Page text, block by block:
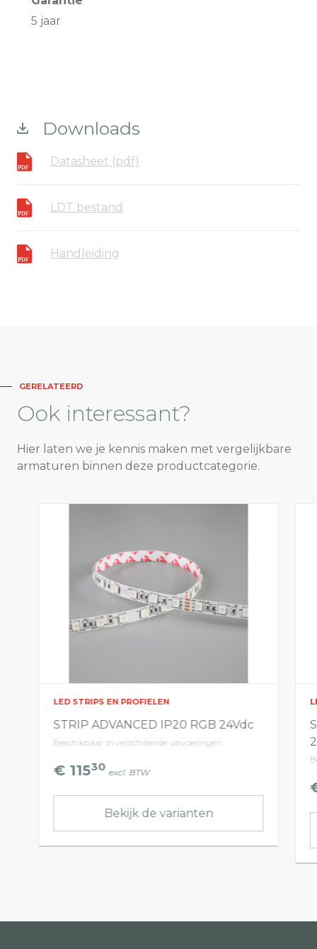
5 jaar
Downloads
Datasheet (pdf)
LDT bestand
Handleiding
GERELATEERD
Ook interessant?
Hier laten we je kennis maken met vergelijkbare
armaturen binnen deze productcategorie.
LED STRIPS EN PROFIELEN
STRIP ADVANCED IP20 RGB 24Vdc
Beschikbaar in verschillende uitvoeringen
€ 11530 excl. BTW
Bekijk de varianten